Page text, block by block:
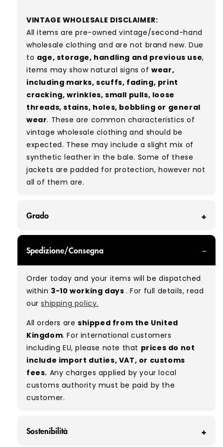
VINTAGE WHOLESALE DISCLAIMER:
All items are pre-owned vintage/second-hand
wholesale clothing and are not brand new. Due
to age, storage, handling and previous use,
items may show natural signs of wear,
including marks, scuffs, fading, print
cracking, wrinkles, small pulls, loose
threads, stains, holes, bobbling or general
wear. These are common characteristics of
vintage wholesale clothing and should be
expected. These may include a slight mix of
synthetic leather in the bale. Some of these
jackets are padded for protection, however not
all of them are.
Grado
can expect items that are in great condition
with minimal signs of wear. While they are
used, they remain free of significant defects
and are in excellent shape overall.
Please note:As these are vintage/used
garments, a small percentage (5–10%) may
have minor flaws such as small tears, holes, or
stains. While we carefully inspect all items, a
degree of human error is possible. Condition
can vary slightly between pieces, and some
Spedizione/Consegna
Order today and your items will be dispatched
within 3-10 working days. For full details, read
ourshipping policy.
All orders are shipped from the United
Kingdom. For international customers
including EU, please note that prices do not
include import duties, VAT, or customs
fees. Any charges applied by your local
customs authority must be paid by the
customer.
Sostenibilità